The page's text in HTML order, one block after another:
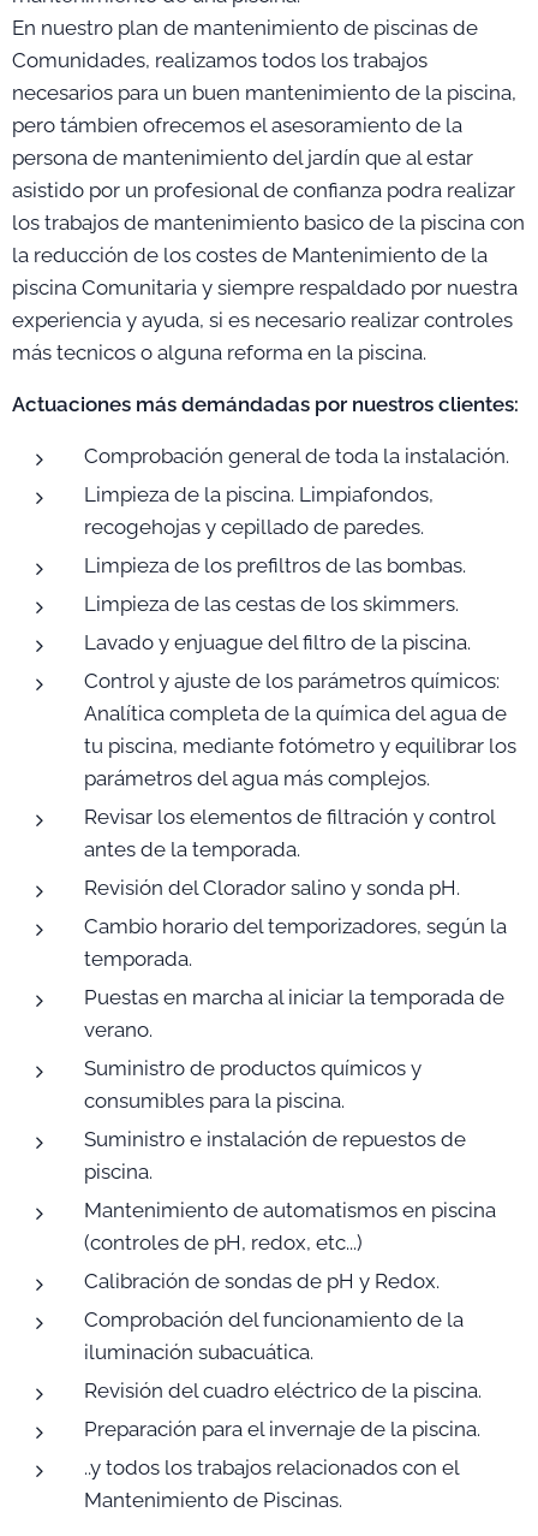
En nuestro plan de mantenimiento de piscinas de
Comunidades, realizamos todos los trabajos
necesarios para un buen mantenimiento de la piscina,
pero támbien ofrecemos el asesoramiento de la
persona de mantenimiento del jardín que al estar
asistido por un profesional de confianza podra realizar
los trabajos de mantenimiento basico de la piscina con
la reducción de los costes de Mantenimiento de la
piscina Comunitaria y siempre respaldado por nuestra
experiencia y ayuda, si es necesario realizar controles
más tecnicos o alguna reforma en la piscina.
Actuaciones más demándadas por nuestros clientes:
Comprobación general de toda la instalación.
Limpieza de la piscina. Limpiafondos,
recogehojas y cepillado de paredes.
Limpieza de los prefiltros de las bombas.
Limpieza de las cestas de los skimmers.
Lavado y enjuague del filtro de la piscina.
Control y ajuste de los parámetros químicos:
Analítica completa de la química del agua de
tu piscina, mediante fotómetro y equilibrar los
parámetros del agua más complejos.
Revisar los elementos de filtración y control
antes de la temporada.
Revisión del Clorador salino y sonda pH.
Cambio horario del temporizadores, según la
temporada.
Puestas en marcha al iniciar la temporada de
verano.
Suministro de productos químicos y
consumibles para la piscina.
Suministro e instalación de repuestos de
piscina.
Mantenimiento de automatismos en piscina
(controles de pH, redox, etc...)
Calibración de sondas de pH y Redox.
Comprobación del funcionamiento de la
iluminación subacuática.
Revisión del cuadro eléctrico de la piscina.
Preparación para el invernaje de la piscina.
..y todos los trabajos relacionados con el
Mantenimiento de Piscinas.